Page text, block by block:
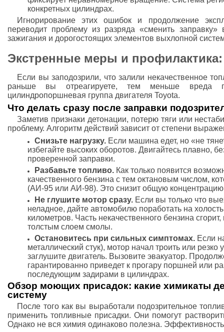
конкретных цилиндрах.
Игнорирование этих ошибок и продолжение
переводит проблему из разряда «сменить заправку»
зажигания и дорогостоящих элементов выхлопной
Экстренные меры и
Если вы заподозрили, что залили некачественное
раньше вы отреагируете, тем меньше вреда
цилиндропоршневая группа двигателя Toyota.
Что делать сразу после заправки
Заметив признаки детонации, потерю тяги или
проблему. Алгоритм действий зависит от степени
Снизьте нагрузку. Если машина едет, но «не
избегайте высоких оборотов. Двигайтесь плавно,
проверенной заправки.
Разбавьте топливо. Как только появится
качественного бензина с тем октановым числом,
(АИ-95 или АИ-98). Это снизит общую
Не глушите мотор сразу. Если вы только что
неладное, дайте автомобилю поработать на
километров. Часть некачественного бензина
толстым слоем смолы.
Остановитесь при сильных симптомах. Если
металлический стук), мотор начал троить или
заглушите двигатель. Вызовите эвакуатор.
гарантированно приведет к прогару поршней или
последующим задирами в цилиндрах.
Обзор моющих присадок: какие химикаты
систему
После того как вы выработали подозрительное
применить топливные присадки. Они помогут
Однако не вся химия одинаково полезна.